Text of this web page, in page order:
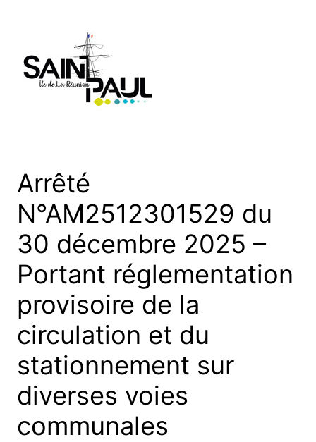
Arrêté
N°AM2512301529 du
30 décembre 2025 –
Portant réglementation
provisoire de la
circulation et du
stationnement sur
diverses voies
communales